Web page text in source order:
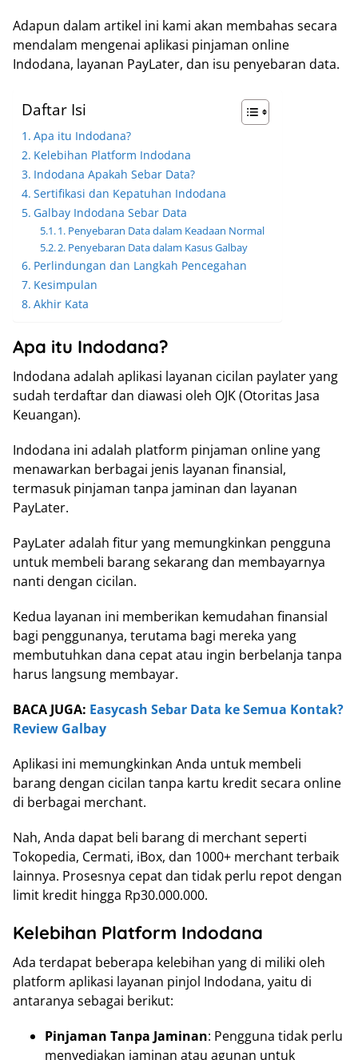
Adapun dalam artikel ini kami akan membahas secara
mendalam mengenai aplikasi pinjaman online
Indodana, layanan PayLater, dan isu penyebaran data.
Daftar Isi
Apa itu Indodana?
Kelebihan Platform Indodana
Indodana Apakah Sebar Data?
Sertifikasi dan Kepatuhan Indodana
Galbay Indodana Sebar Data
1. Penyebaran Data dalam Keadaan Normal
2. Penyebaran Data dalam Kasus Galbay
Perlindungan dan Langkah Pencegahan
Kesimpulan
Akhir Kata
Apa itu Indodana?
Indodana adalah aplikasi layanan cicilan paylater yang
sudah terdaftar dan diawasi oleh OJK (Otoritas Jasa
Keuangan).
Indodana ini adalah platform pinjaman online yang
menawarkan berbagai jenis layanan finansial,
termasuk pinjaman tanpa jaminan dan layanan
PayLater.
PayLater adalah fitur yang memungkinkan pengguna
untuk membeli barang sekarang dan membayarnya
nanti dengan cicilan.
Kedua layanan ini memberikan kemudahan finansial
bagi penggunanya, terutama bagi mereka yang
membutuhkan dana cepat atau ingin berbelanja tanpa
harus langsung membayar.
BACA JUGA: Easycash Sebar Data ke Semua Kontak?
Review Galbay
Aplikasi ini memungkinkan Anda untuk membeli
barang dengan cicilan tanpa kartu kredit secara online
di berbagai merchant.
Nah, Anda dapat beli barang di merchant seperti
Tokopedia, Cermati, iBox, dan 1000+ merchant terbaik
lainnya. Prosesnya cepat dan tidak perlu repot dengan
limit kredit hingga Rp30.000.000.
Kelebihan Platform Indodana
Ada terdapat beberapa kelebihan yang di miliki oleh
platform aplikasi layanan pinjol Indodana, yaitu di
antaranya sebagai berikut:
Pinjaman Tanpa Jaminan: Pengguna tidak perlu
menyediakan jaminan atau agunan untuk